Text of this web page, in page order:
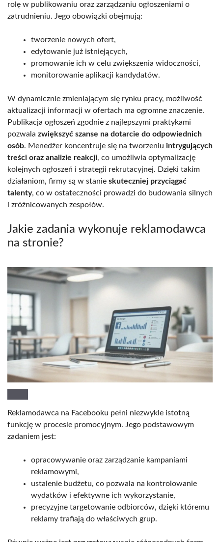
rolę w publikowaniu oraz zarządzaniu ogłoszeniami o
zatrudnieniu. Jego obowiązki obejmują:
tworzenie nowych ofert,
edytowanie już istniejących,
promowanie ich w celu zwiększenia widoczności,
monitorowanie aplikacji kandydatów.
W dynamicznie zmieniającym się rynku pracy, możliwość
aktualizacji informacji w ofertach ma ogromne znaczenie.
Publikacja ogłoszeń zgodnie z najlepszymi praktykami
pozwala zwiększyć szanse na dotarcie do odpowiednich
osób. Menedżer koncentruje się na tworzeniu intrygujących
treści oraz analizie reakcji, co umożliwia optymalizację
kolejnych ogłoszeń i strategii rekrutacyjnej. Dzięki takim
działaniom, firmy są w stanie skuteczniej przyciągać
talenty, co w ostateczności prowadzi do budowania silnych
i zróżnicowanych zespołów.
Jakie zadania wykonuje reklamodawca
na stronie?
Reklamodawca na Facebooku pełni niezwykle istotną
funkcję w procesie promocyjnym. Jego podstawowym
zadaniem jest:
opracowywanie oraz zarządzanie kampaniami
reklamowymi,
ustalenie budżetu, co pozwala na kontrolowanie
wydatków i efektywne ich wykorzystanie,
precyzyjne targetowanie odbiorców, dzięki któremu
reklamy trafiają do właściwych grup.